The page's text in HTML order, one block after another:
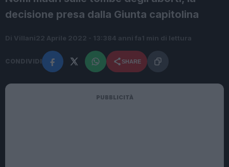
decisione presa dalla Giunta capitolina
Di Villani22 Aprile 2022 - 13:384 anni fa 1 min di lettura
CONDIVIDI SHARE
PUBBLICITÀ